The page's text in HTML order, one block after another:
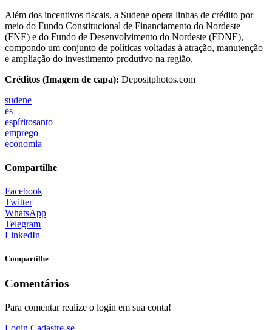
Além dos incentivos fiscais, a Sudene opera linhas de crédito por
meio do Fundo Constitucional de Financiamento do Nordeste
(FNE) e do Fundo de Desenvolvimento do Nordeste (FDNE),
compondo um conjunto de políticas voltadas à atração, manutenção
e ampliação do investimento produtivo na região.
Créditos (Imagem de capa): Depositphotos.com
sudene
es
espíritosanto
emprego
economia
Compartilhe
Facebook
Twitter
WhatsApp
Telegram
LinkedIn
Compartilhe
Comentários
Para comentar realize o login em sua conta!